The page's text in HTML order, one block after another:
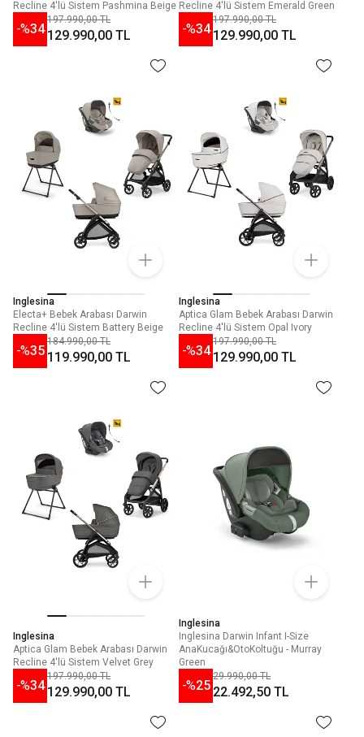
Recline 4'lü Sistem Pashmina Beige
-%34
197.990,00 TL
129.990,00 TL
Recline 4'lü Sistem Emerald Green
-%34
197.990,00 TL
129.990,00 TL
Inglesina
Electa+ Bebek Arabası Darwin
Recline 4'lü Sistem Battery Beige
-%35
184.990,00 TL
119.990,00 TL
Inglesina
Aptica Glam Bebek Arabası Darwin
Recline 4'lü Sistem Opal Ivory
-%34
197.990,00 TL
129.990,00 TL
Inglesina
Aptica Glam Bebek Arabası Darwin
Recline 4'lü Sistem Velvet Grey
-%34
197.990,00 TL
129.990,00 TL
Inglesina
Inglesina Darwin Infant I-Size
AnaKucağı&OtoKoltuğu - Murray
Green
-%25
29.990,00 TL
22.492,50 TL